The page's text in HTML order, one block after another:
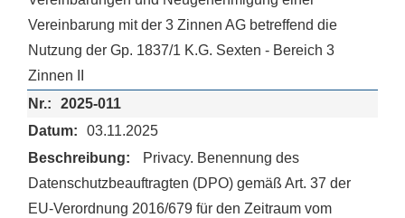
Vereinbarung mit der 3 Zinnen AG betreffend die
Nutzung der Gp. 1837/1 K.G. Sexten - Bereich 3
Zinnen II
2025-011
03.11.2025
Privacy. Benennung des
Datenschutzbeauftragten (DPO) gemäß Art. 37 der
EU-Verordnung 2016/679 für den Zeitraum vom